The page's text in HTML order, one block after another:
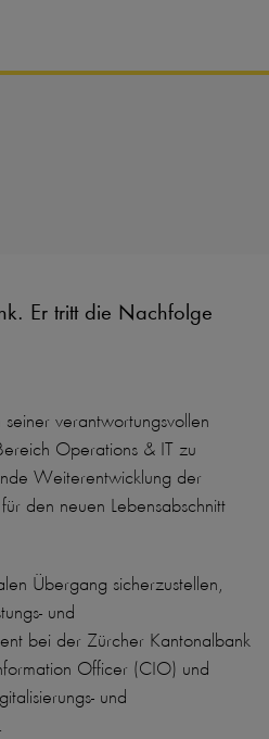
Er tritt die Nachfolge
verantwortungsvollen
Operations & IT zu
Weiterentwicklung der
den neuen Lebensabschnitt
Übergang sicherzustellen,
und
bei der Zürcher Kantonalbank
Officer (CIO) und
und